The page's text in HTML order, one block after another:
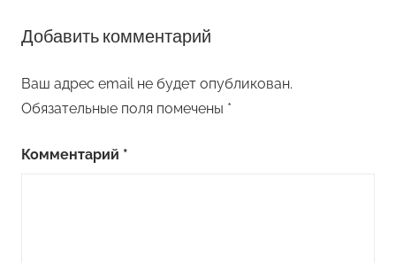
Добавить комментарий
Ваш адрес email не будет опубликован.
Обязательные поля помечены *
Комментарий *